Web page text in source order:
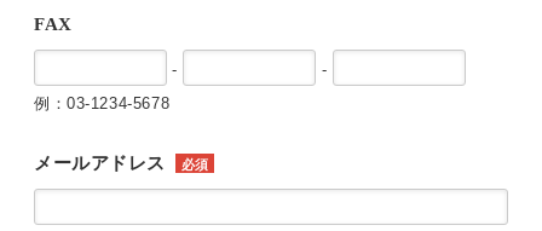
FAX
-
-
例：03-1234-5678
メールアドレス 必須